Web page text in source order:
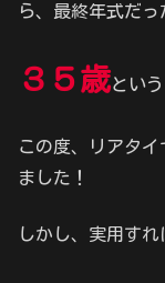
ら、最終年式だっ
３５歳とい
この度、リアタ
ました！
しかし、実用すれ